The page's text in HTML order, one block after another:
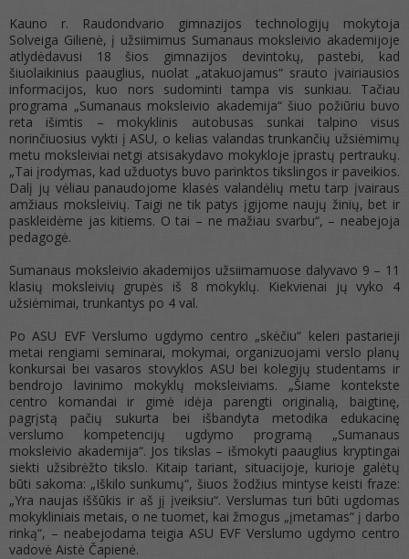
Kauno r. Raudondvario gimnazijos technologijų mokytoja
Solveiga Gilienė, į užsiimimus Sumanaus moksleivio akademijoje
atlydėdavusi 18 šios gimnazijos devintokų, pastebi, kad
šiuolaikinius paauglius, nuolat „atakuojamus“ srauto įvairiausios
informacijos, kuo nors sudominti tampa vis sunkiau. Tačiau
programa „Sumanaus moksleivio akademija“ šiuo požiūriu buvo
reta išimtis – mokyklinis autobusas sunkai talpino visus
norinčiuosius vykti į ASU, o kelias valandas trunkančių užsiėmimų
metu moksleiviai netgi atsisakydavo mokykloje įprastų pertraukų.
„Tai įrodymas, kad užduotys buvo parinktos tikslingos ir paveikios.
Dalį jų vėliau panaudojome klasės valandėlių metu tarp įvairaus
amžiaus moksleivių. Taigi ne tik patys įgijome naujų žinių, bet ir
paskleidėme jas kitiems. O tai – ne mažiau svarbu“, – neabejoja
pedagogė.
Sumanaus moksleivio akademijos užsiimamuose dalyvavo 9 – 11
klasių moksleivių grupės iš 8 mokyklų. Kiekvienai jų vyko 4
užsiėmimai, trunkantys po 4 val.
Po ASU EVF Verslumo ugdymo centro „skėčiu“ keleri pastarieji
metai rengiami seminarai, mokymai, organizuojami verslo planų
konkursai bei vasaros stovyklos ASU bei kolegijų studentams ir
bendrojo lavinimo mokyklų moksleiviams. „Šiame kontekste
centro komandai ir gimė idėja parengti originalią, baigtinę,
pagrįstą pačių sukurta bei išbandyta metodika edukacinę
verslumo kompetencijų ugdymo programą „Sumanaus
moksleivio akademija“. Jos tikslas – išmokyti paauglius kryptingai
siekti užsibrėžto tikslo. Kitaip tariant, situacijoje, kurioje galėtų
būti sakoma: „Iškilo sunkumų“, šiuos žodžius mintyse keisti fraze:
„Yra naujas iššūkis ir aš jį įveiksiu“. Verslumas turi būti ugdomas
mokykliniais metais, o ne tuomet, kai žmogus „įmetamas“ į darbo
rinką“, – neabejodama teigia ASU EVF Verslumo ugdymo centro
vadovė Aistė Čapienė.